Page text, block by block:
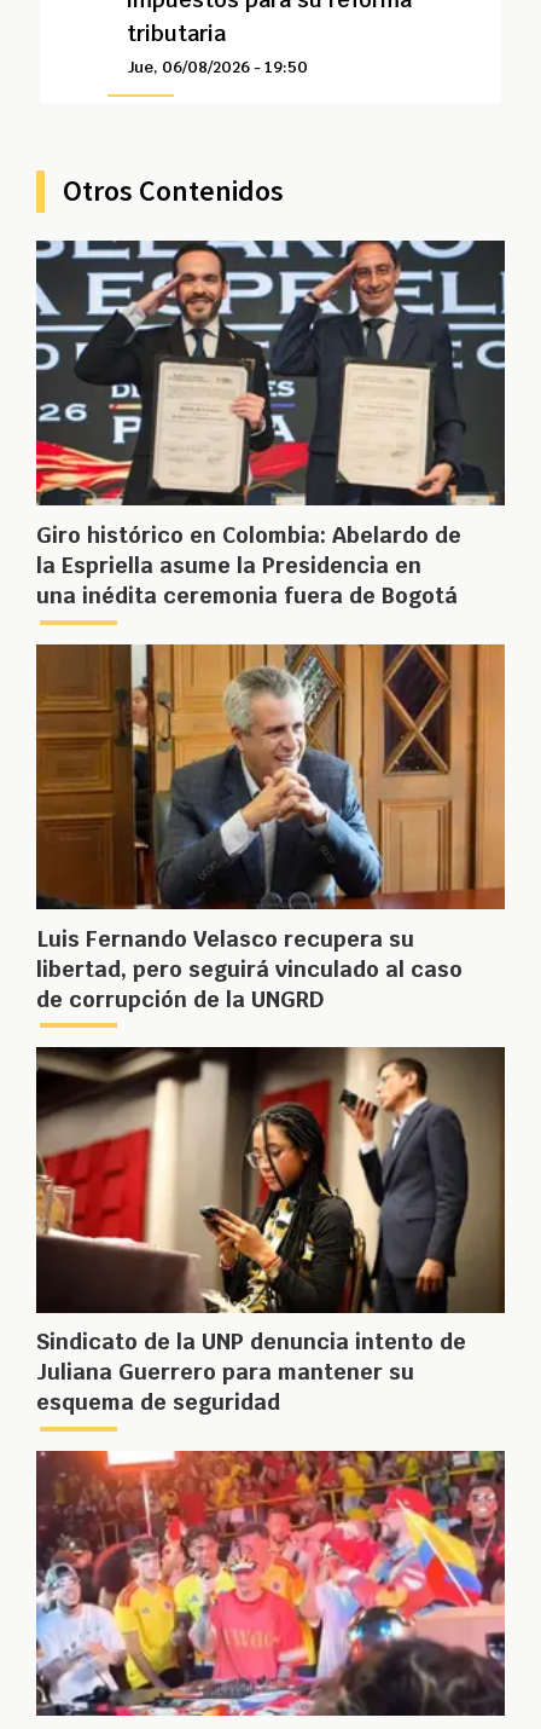
tributaria
Jue, 06/08/2026 - 19:50
Otros Contenidos
Giro histórico en Colombia: Abelardo de
la Espriella asume la Presidencia en
una inédita ceremonia fuera de Bogotá
Luis Fernando Velasco recupera su
libertad, pero seguirá vinculado al caso
de corrupción de la UNGRD
Sindicato de la UNP denuncia intento de
Juliana Guerrero para mantener su
esquema de seguridad